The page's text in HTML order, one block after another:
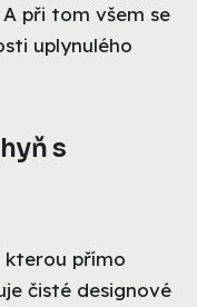
při tom všem se
uplynulého
s
kterou přímo
čisté designové